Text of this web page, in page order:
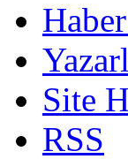
Site
RSS